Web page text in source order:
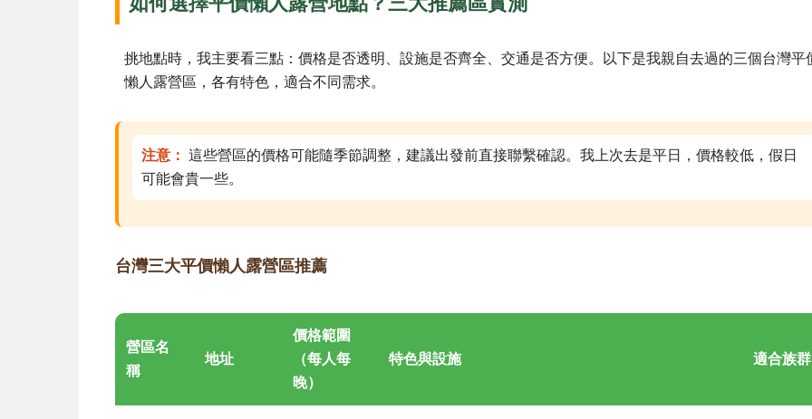
挑地點時，我主要看三點：價格是否透明、設施是否齊全、交通是否方便。以下是我親自去過的三個台灣平
懶人露營區，各有特色，適合不同需求。
注意： 這些營區的價格可能隨季節調整，建議出發前直接聯繫確認。我上次去是平日，價格較低，假日
可能會貴一些。
台灣三大平價懶人露營區推薦
營區名
稱
地址
價格範圍
（每人每
晚）
特色與設施 適合族群